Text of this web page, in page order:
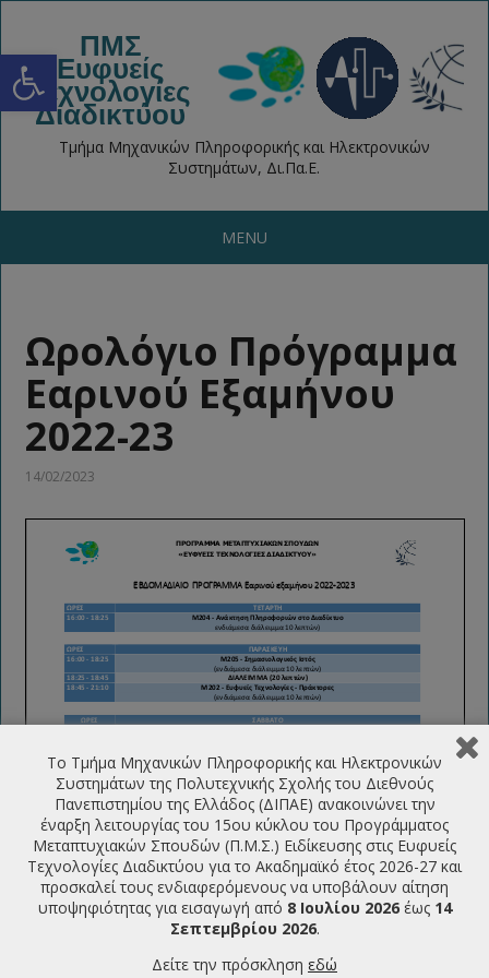
Open toolbar ΠΜΣ
Ευφυείς
Τεχνολογίες
Διαδικτύου
Τμήμα Μηχανικών Πληροφορικής και Ηλεκτρονικών
Συστημάτων, Δι.Πα.Ε.
MENU
Ωρολόγιο Πρόγραμμα
Εαρινού Εξαμήνου
2022-23
14/02/2023
Tα μαθήματα του εαρινού εξαμήνου ξεκινούν Τετάρτη 24
Φεβρουαρίου 2023
ΤΕΛΕΥΤΑΙΕΣ ΑΝΑΚΟΙΝΩΣΕΙΣ
Το Τμήμα Μηχανικών Πληροφορικής και Ηλεκτρονικών
Συστημάτων της Πολυτεχνικής Σχολής του Διεθνούς
Πανεπιστημίου της Ελλάδος (ΔΙΠΑΕ) ανακοινώνει την
έναρξη λειτουργίας του 15ου κύκλου του Προγράμματος
Μεταπτυχιακών Σπουδών (Π.Μ.Σ.) Ειδίκευσης στις Ευφυείς
Τεχνολογίες Διαδικτύου για το Ακαδημαϊκό έτος 2026-27 και
προσκαλεί τους ενδιαφερόμενους να υποβάλουν αίτηση
υποψηφιότητας για εισαγωγή από 8 Ιουλίου 2026 έως 14
Σεπτεμβρίου 2026.
Δείτε την πρόσκληση εδώ